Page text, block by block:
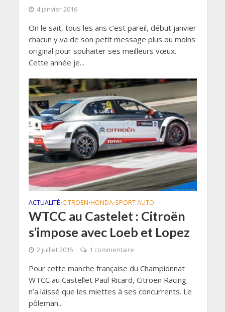
4 janvier 2016
On le sait, tous les ans c’est pareil, début janvier
chacun y va de son petit message plus ou moins
original pour souhaiter ses meilleurs vœux.
Cette année je...
ACTUALITÉ•CITROEN•HONDA•SPORT AUTO
WTCC au Castelet : Citroën
s’impose avec Loeb et Lopez
2 juillet 2015 1 commentaire
Pour cette manche française du Championnat
WTCC au Castellet Paul Ricard, Citroën Racing
n’a laissé que les miettes à ses concurrents. Le
pôleman...